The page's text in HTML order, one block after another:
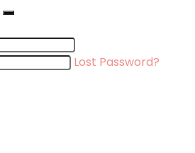
Lost Password?